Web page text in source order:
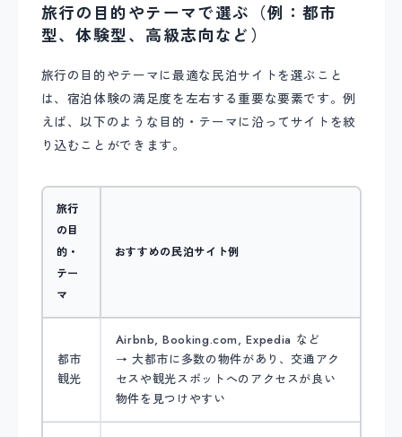
旅行の目的やテーマで選ぶ（例：都市
型、体験型、高級志向など）
旅行の目的やテーマに最適な民泊サイトを選ぶこと
は、宿泊体験の満足度を左右する重要な要素です。例
えば、以下のような目的・テーマに沿ってサイトを絞
り込むことができます。
旅行
の目
的・
テー
マ
おすすめの民泊サイト例
都市
観光
Airbnb, Booking.com, Expedia など
→ 大都市に多数の物件があり、交通アク
セスや観光スポットへのアクセスが良い
物件を見つけやすい